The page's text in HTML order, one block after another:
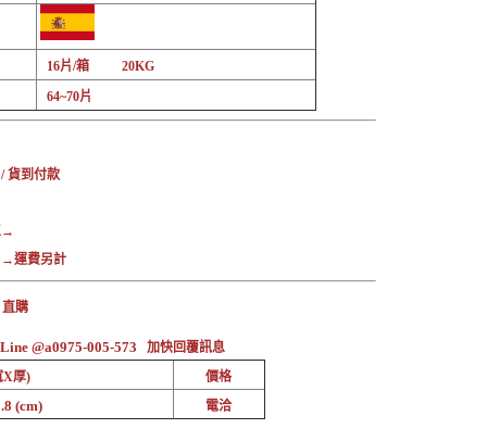
16片/箱 20KG
64~70片
貨到付款
→
費另計
購
@a0975-005-573
加快回覆訊息
X厚)
價格
(cm) 電洽